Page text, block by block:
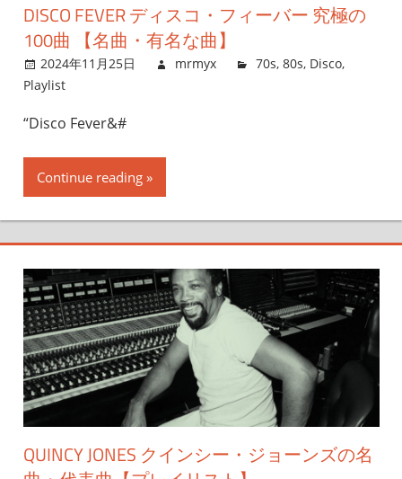
DISCO FEVER ディスコ・フィーバー 究極の
100曲 【名曲・有名な曲】
2024年11月25日 mrmyx 70s,80s, Disco,
Playlist
“Disco Fever&#
Continue reading
QUINCY JONES クインシー・ジョーンズの名